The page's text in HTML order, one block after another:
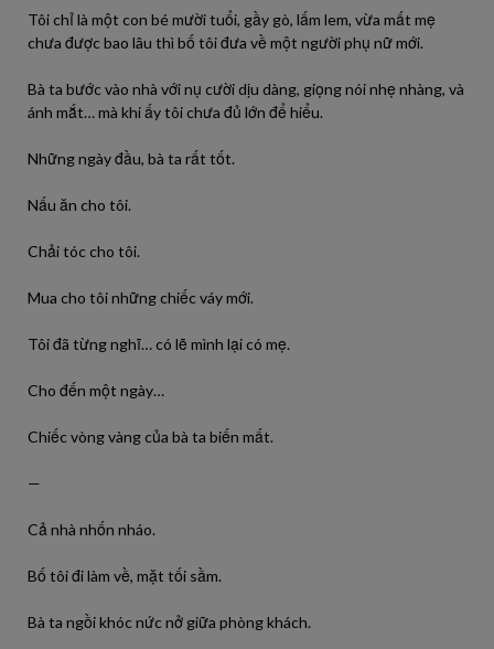
Tôi chỉ là một con bé mười tuổi, gầy gò, lấm lem, vừa mất mẹ
chưa được bao lâu thì bố tôi đưa về một người phụ nữ mới.
Bà ta bước vào nhà với nụ cười dịu dàng, giọng nói nhẹ nhàng, và
ánh mắt… mà khi ấy tôi chưa đủ lớn để hiểu.
Những ngày đầu, bà ta rất tốt.
Nấu ăn cho tôi.
Chải tóc cho tôi.
Mua cho tôi những chiếc váy mới.
Tôi đã từng nghĩ… có lẽ mình lại có mẹ.
Cho đến một ngày…
Chiếc vòng vàng của bà ta biến mất.
—
Cả nhà nhốn nháo.
Bố tôi đi làm về, mặt tối sầm.
Bà ta ngồi khóc nức nở giữa phòng khách.